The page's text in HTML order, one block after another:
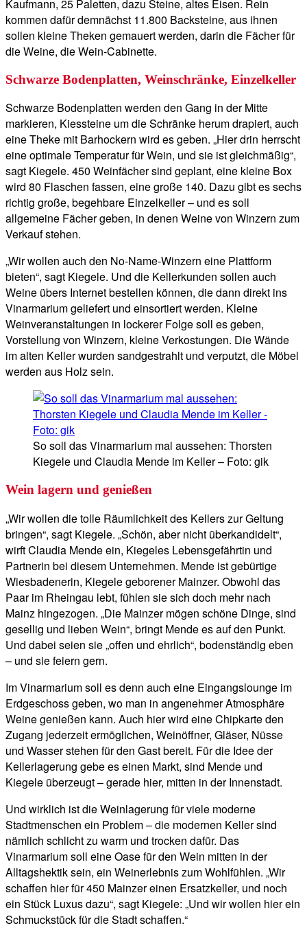
Kaufmann, 25 Paletten, dazu Steine, altes Eisen. Rein
kommen dafür demnächst 11.800 Backsteine, aus ihnen
sollen kleine Theken gemauert werden, darin die Fächer für
die Weine, die Wein-Cabinette.
Schwarze Bodenplatten, Weinschränke, Einzelkeller
Schwarze Bodenplatten werden den Gang in der Mitte
markieren, Kiessteine um die Schränke herum drapiert, auch
eine Theke mit Barhockern wird es geben. „Hier drin herrscht
eine optimale Temperatur für Wein, und sie ist gleichmäßig“,
sagt Kiegele. 450 Weinfächer sind geplant, eine kleine Box
wird 80 Flaschen fassen, eine große 140. Dazu gibt es sechs
richtig große, begehbare Einzelkeller – und es soll
allgemeine Fächer geben, in denen Weine von Winzern zum
Verkauf stehen.
„Wir wollen auch den No-Name-Winzern eine Plattform
bieten“, sagt Kiegele. Und die Kellerkunden sollen auch
Weine übers Internet bestellen können, die dann direkt ins
Vinarmarium geliefert und einsortiert werden. Kleine
Weinveranstaltungen in lockerer Folge soll es geben,
Vorstellung von Winzern, kleine Verkostungen. Die Wände
im alten Keller wurden sandgestrahlt und verputzt, die Möbel
werden aus Holz sein.
So soll das Vinarmarium mal aussehen: Thorsten
Kiegele und Claudia Mende im Keller – Foto: gik
Wein lagern und genießen
„Wir wollen die tolle Räumlichkeit des Kellers zur Geltung
bringen“, sagt Kiegele. „Schön, aber nicht überkandidelt“,
wirft Claudia Mende ein, Kiegeles Lebensgefährtin und
Partnerin bei diesem Unternehmen. Mende ist gebürtige
Wiesbadenerin, Kiegele geborener Mainzer. Obwohl das
Paar im Rheingau lebt, fühlen sie sich doch mehr nach
Mainz hingezogen. „Die Mainzer mögen schöne Dinge, sind
gesellig und lieben Wein“, bringt Mende es auf den Punkt.
Und dabei seien sie „offen und ehrlich“, bodenständig eben
– und sie feiern gern.
Im Vinarmarium soll es denn auch eine Eingangslounge im
Erdgeschoss geben, wo man in angenehmer Atmosphäre
Weine genießen kann. Auch hier wird eine Chipkarte den
Zugang jederzeit ermöglichen, Weinöffner, Gläser, Nüsse
und Wasser stehen für den Gast bereit. Für die Idee der
Kellerlagerung gebe es einen Markt, sind Mende und
Kiegele überzeugt – gerade hier, mitten in der Innenstadt.
Und wirklich ist die Weinlagerung für viele moderne
Stadtmenschen ein Problem – die modernen Keller sind
nämlich schlicht zu warm und trocken dafür. Das
Vinarmarium soll eine Oase für den Wein mitten in der
Alltagshektik sein, ein Weinerlebnis zum Wohlfühlen. „Wir
schaffen hier für 450 Mainzer einen Ersatzkeller, und noch
ein Stück Luxus dazu“, sagt Kiegele: „Und wir wollen hier ein
Schmuckstück für die Stadt schaffen.“